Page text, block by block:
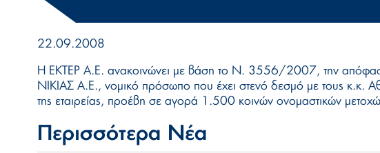
22.09.2008
Η ΕΚΤΕΡ Α.Ε. ανακοινώνει με βάση το Ν. 3556/2007, την
ΝΙΚΙΑΣ Α.Ε., νομικό πρόσωπο που έχει στενό δεσμό με τους
της εταιρείας, προέβη σε αγορά 1.500 κοινών ονομαστικών
Περισσότερα Νέα